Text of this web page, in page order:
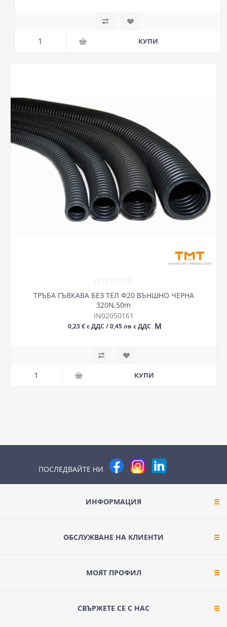
ТРЪБА ГЪВКАВА БЕЗ ТЕЛ Ф20 ВЪНШНО ЧЕРНА
320N,50m
IN02050161
0,23 € с ДДС / 0,45 лв с ДДС М
ПОСЛЕДВАЙТЕ НИ
ИНФОРМАЦИЯ
ОБСЛУЖВАНЕ НА КЛИЕНТИ
МОЯТ ПРОФИЛ
СВЪРЖЕТЕ СЕ С НАС